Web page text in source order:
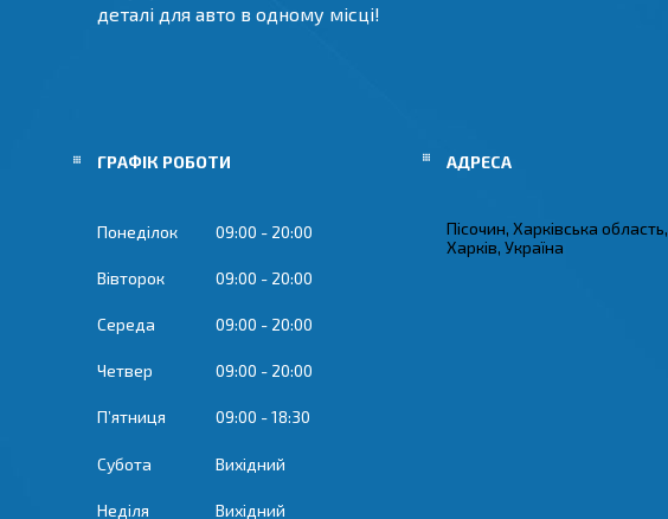
деталі для авто в одному місці!
ГРАФІК РОБОТИ
Понеділок 09:00 20:00
Вівторок 09:00 20:00
Середа 09:00 20:00
Четвер 09:00 20:00
Пʼятниця 09:00 18:30
Субота Вихідний
Неділя Вихідний
Пісочин, Харківська область,
Харків, Україна